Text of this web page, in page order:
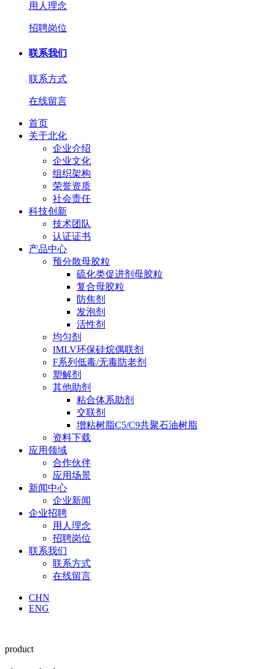
用人理念
招聘岗位
联系我们
联系方式
在线留言
首页
关于北化
企业介绍
企业文化
组织架构
荣誉资质
社会责任
科技创新
技术团队
认证证书
产品中心
预分散母胶粒
硫化类促进剂母胶粒
复合母胶粒
防焦剂
发泡剂
活性剂
均匀剂
IMLV环保硅烷偶联剂
F系列低毒/无毒防老剂
塑解剂
其他助剂
粘合体系助剂
交联剂
增粘树脂C5/C9共聚石油树脂
资料下载
应用领域
合作伙伴
应用场景
新闻中心
企业新闻
企业招聘
用人理念
招聘岗位
联系我们
联系方式
在线留言
CHN
ENG
product